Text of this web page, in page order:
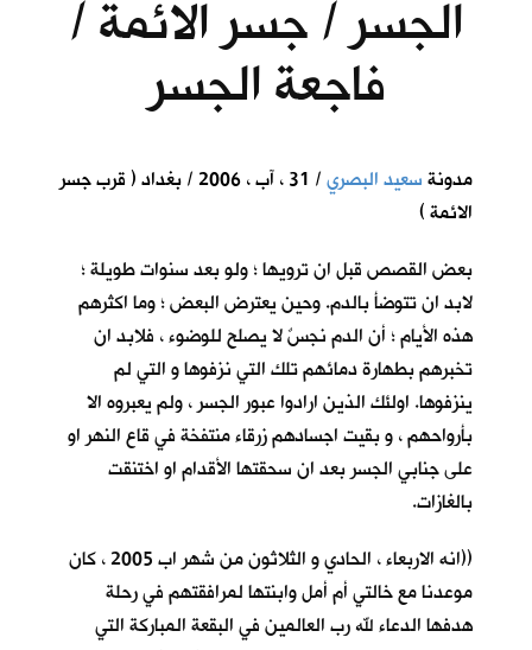
الجسر / جسر الائمة /
فاجعة الجسر
مدونةسعيد البصري
/ 31 ، آب ، 2006 / بغداد ( قرب جسر
الائمة )
بعض القصص قبل ان ترويها ؛ ولو بعد سنوات طويلة ؛
لابد ان تتوضأ بالدم. وحين يعترض البعض ؛ وما اكثرهم
هذه الأيام ؛ أن الدم نجسٌ لا يصلح للوضوء ، فلابد ان
تخبرهم بطهارة دمائهم تلك التي نزفوها و التي لم
ينزفوها. اولئك الذين ارادوا عبور الجسر ، ولم يعبروه الا
بأرواحهم ، و بقيت اجسادهم زرقاء منتفخة في قاع النهر او
على جنابي الجسر بعد ان سحقتها الأقدام او اختنقت
بالغازات.
((انه الاربعاء ، الحادي و الثلاثون من شهر اب 2005 ، كان
موعدنا مع خالتي أم أمل وابنتها لمرافقتهم في رحلة
هدفها الدعاء لله رب العالمين في البقعة المباركة التي